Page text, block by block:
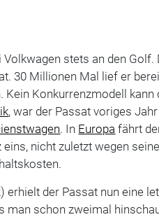
stets an den Golf.
30 Millionen Mal lief er
Kein Konkurrenzmodell kann
, war der Passat voriges
. In Europa fährt
nicht zuletzt wegen
erhielt der Passat nun eine
man schon zweimal